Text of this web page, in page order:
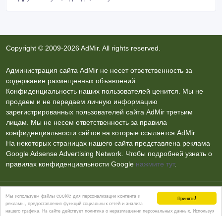
Принять!
Мы используем файлы cookie для персонализации контента и
рекламы, предоставления функций социальных сетей и анализа
нашего трафика. На сайте действует политика о неразглашении персональных данных. Используя
Copyright © 2009-2026 AdMir. All rights reserved.
Администрация сайта AdMir не несет ответственность за
содержание размещенных объявлений.
Конфиденциальность наших пользователей ценится. Мы не
продаем и не передаем личную информацию
зарегистрированных пользователей сайта AdMir третьим
лицам. Мы не несем ответственность за правила
конфиденциальности сайтов на которые ссылается AdMir.
На некоторых страницах нашего сайта представлена реклама
Google Adsense Advertising Network. Чтобы подробней узнать о
правилах конфиденциальности Google нажмите тут.